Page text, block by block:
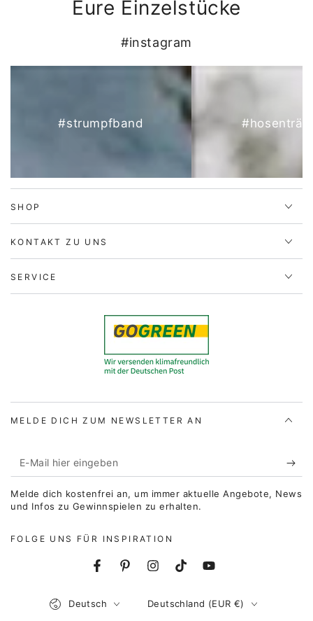
Eure Einzelstücke
#instagram
#strumpfband
SHOP
KONTAKT ZU UNS
SERVICE
MELDE DICH ZUM NEWSLETTER AN
E-
Mail
hier
Melde dich kostenfrei an, um immer aktuelle Angebote, News
und Infos zu Gewinnspielen zu erhalten.
FOLGE UNS FÜR INSPIRATION
FacebookPinterestInstagramTikTokYouTube
Deutsch Deutschland (EUR €)